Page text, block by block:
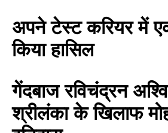
अपने टेस्ट करियर में
किया हासिल
गेंदबाज रविचंद्रन
श्रीलंका के खिलाफ